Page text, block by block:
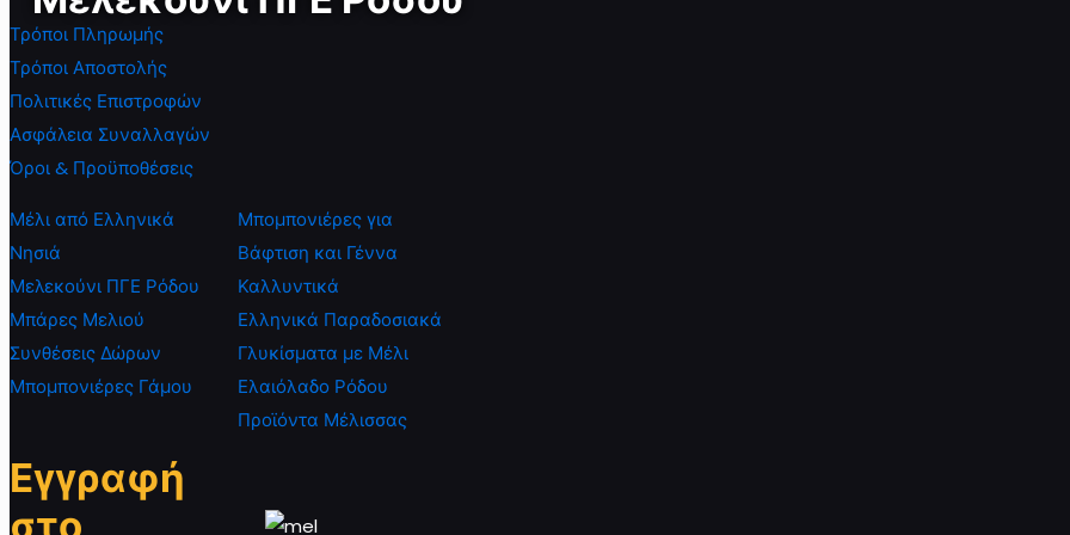
Τρόποι Πληρωμής
Τρόποι Αποστολής
Πολιτικές Επιστροφών
Ασφάλεια Συναλλαγών
Όροι & Προϋποθέσεις
Μέλι από Ελληνικά
Νησιά
Μελεκούνι ΠΓΕ Ρόδου
Μπάρες Μελιού
Συνθέσεις Δώρων
Μπομπονιέρες Γάμου
Μπομπονιέρες για
Βάφτιση και Γέννα
Καλλυντικά
Ελληνικά Παραδοσιακά
Γλυκίσματα με Μέλι
Ελαιόλαδο Ρόδου
Προϊόντα Μέλισσας
Εγγραφή